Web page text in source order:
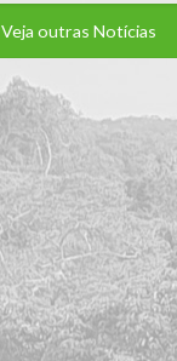
Veja outras Notícias